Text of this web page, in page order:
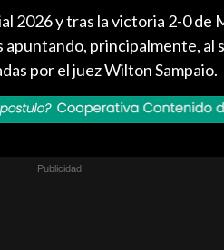
2026 y tras la victoria 2-0 de
apuntando, principalmente, al
por el juez Wilton Sampaio.